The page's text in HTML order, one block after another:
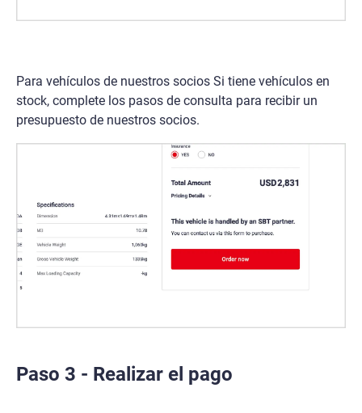
Para vehículos de nuestros socios Si tiene vehículos en
stock, complete los pasos de consulta para recibir un
presupuesto de nuestros socios.
Paso 3 - Realizar el pago